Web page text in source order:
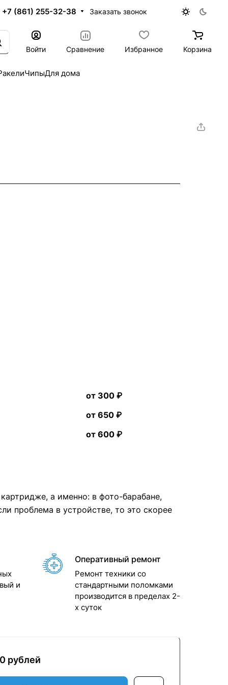
+7 (861) 255-32-38 Заказать звонок
Войти
Сравнение Избранное Корзина
ЧипыДля дома
от 300 ₽
от 650 ₽
от 600 ₽
а именно: в фото-барабане,
проблема в устройстве, то это скорее
и
Оперативный ремонт
Ремонт техники со
стандартными поломками
производится в пределах 2-
x суток
рублей